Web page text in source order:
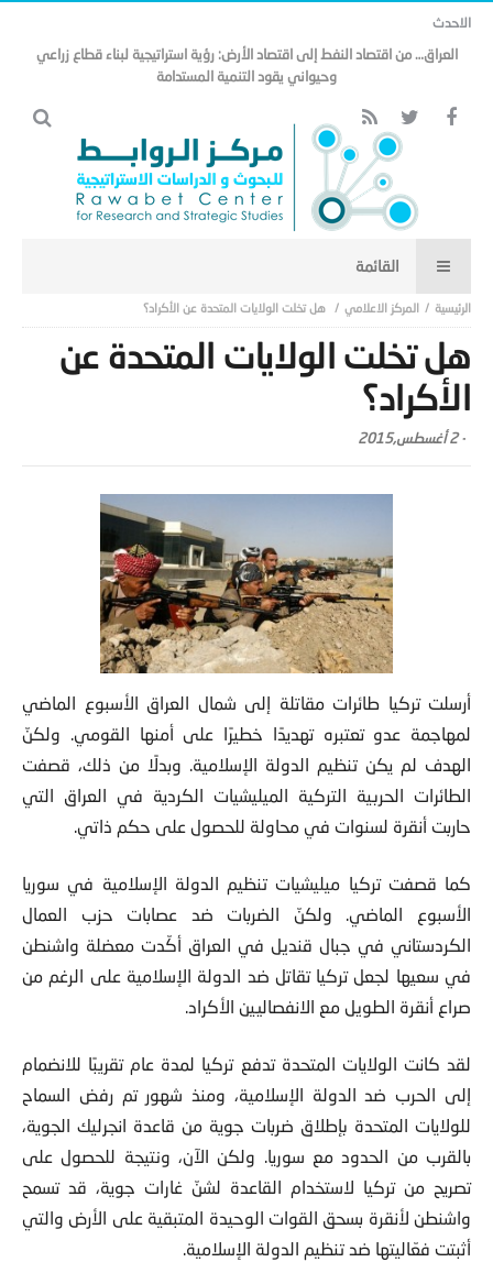
الاحدث
مذكرة التفاهم وتأثيرها على منظومة الأمن الخليجي العربي .. (18)
هل تخلت الولايات المتحدة عن
الأكراد؟
-2 أغسطس,2015
أرسلت تركيا طائرات مقاتلة إلى شمال العراق الأسبوع الماضي
لمهاجمة عدو تعتبره تهديدًا خطيرًا على أمنها القومي. ولكنّ
الهدف لم يكن تنظيم الدولة الإسلامية. وبدلًا من ذلك، قصفت
الطائرات الحربية التركية الميليشيات الكردية في العراق التي
حاربت أنقرة لسنوات في محاولة للحصول على حكم ذاتي.
الأسبوع الماضي. ولكنّ الضربات ضد عصابات حزب العمال
الكردستاني في جبال قنديل في العراق أكّدت معضلة واشنطن
في سعيها لجعل تركيا تقاتل ضد الدولة الإسلامية على الرغم من
صراع أنقرة الطويل مع الانفصاليين الأكراد.
إلى الحرب ضد الدولة الإسلامية، ومنذ شهور تم رفض السماح
للولايات المتحدة بإطلاق ضربات جوية من قاعدة انجرليك الجوية،
بالقرب من الحدود مع سوريا. ولكن الآن، ونتيجة للحصول على
تصريح من تركيا لاستخدام القاعدة لشنّ غارات جوية، قد تسمح
واشنطن لأنقرة بسحق القوات الوحيدة المتبقية على الأرض والتي
أثبتت فعّاليتها ضد تنظيم الدولة الإسلامية.